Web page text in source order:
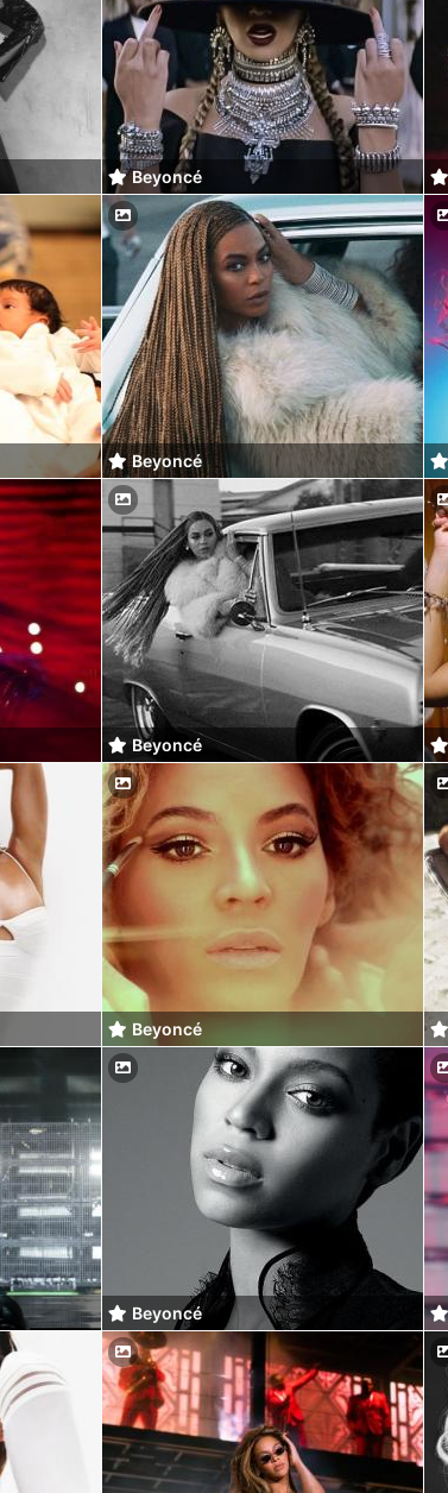
Beyoncé
Beyoncé
Beyoncé
Beyoncé
Beyoncé